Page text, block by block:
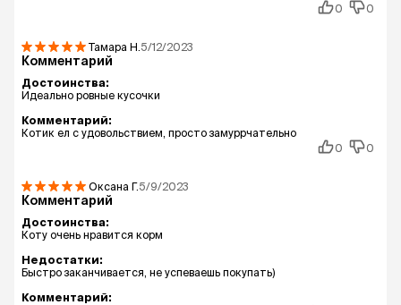
0
0
Тамара Н. 5/12/2023
Комментарий
Достоинства:
Идеально ровные кусочки
Комментарий:
Котик ел с удовольствием, просто замуррчательно
0
0
Оксана Г.5/9/2023
Комментарий
Достоинства:
Коту очень нравится корм
Недостатки:
Быстро заканчивается, не успеваешь покупать)
Комментарий: